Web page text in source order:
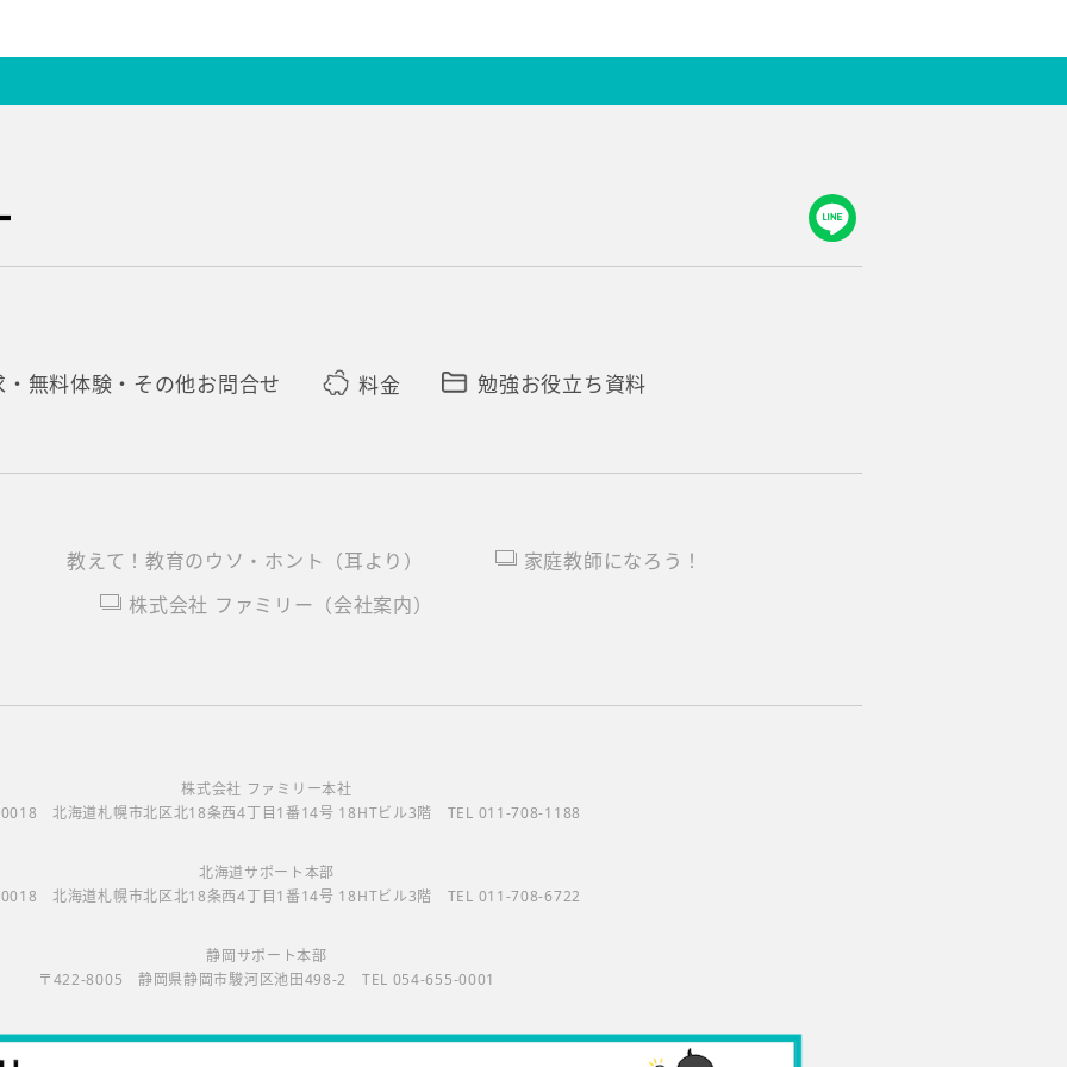
・無料体験・その他お問合せ 料金 勉強お役立ち資料
教えて！教育のウソ・ホント（耳より）
家庭教師になろう！
株式会社 ファミリー（会社案内）
株式会社 ファミリー本社
0018北海道札幌市北区北18条西4丁目1番14号 18HTビル3階 TEL 011-708-1188
北海道サポート本部
0018北海道札幌市北区北18条西4丁目1番14号 18HTビル3階 TEL 011-708-6722
静岡サポート本部
〒422-8005 静岡県静岡市駿河区池田498-2 TEL 054-655-0001